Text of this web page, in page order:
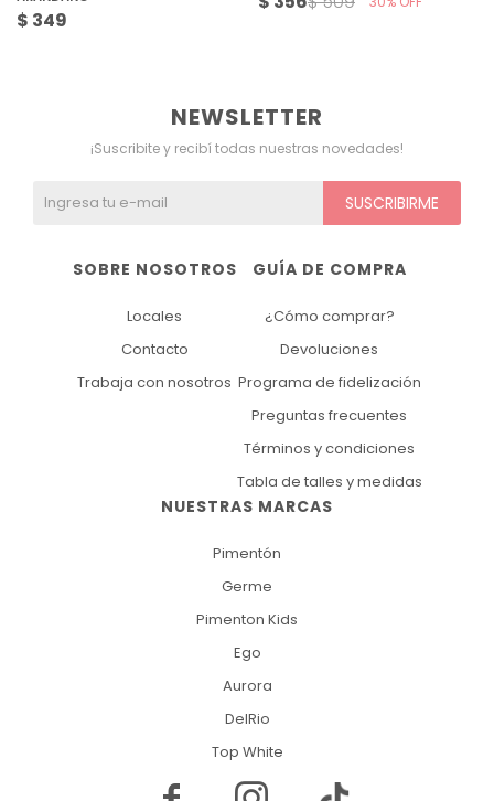
$ 349
NUESTRAS MARCAS
Pimentón
Germe
Pimenton Kids
Ego
Aurora
DelRio
Top White
GUÍA DE COMPRA
¿Cómo comprar?
Devoluciones
Programa de fidelización
Preguntas frecuentes
Términos y condiciones
Tabla de talles y medidas
SOBRE NOSOTROS
Locales
Contacto
Trabaja con nosotros
NEWSLETTER
¡Suscribite y recibí todas nuestras novedades!
SUSCRIBIRME